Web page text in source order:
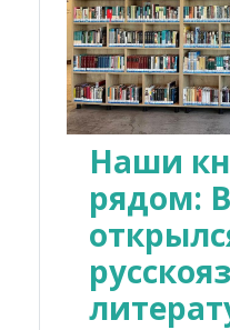
Наши
рядом: